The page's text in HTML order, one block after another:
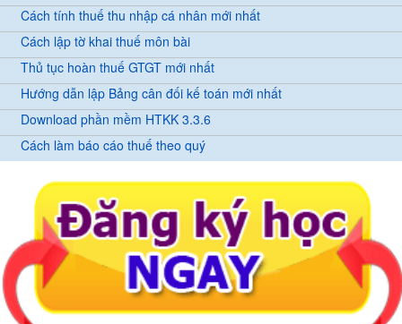
Cách tính thuế thu nhập cá nhân mới nhất
Cách lập tờ khai thuế môn bài
Thủ tục hoàn thuế GTGT mới nhất
Hướng dẫn lập Bảng cân đối kế toán mới nhất
Download phần mềm HTKK 3.3.6
Cách làm báo cáo thuế theo quý